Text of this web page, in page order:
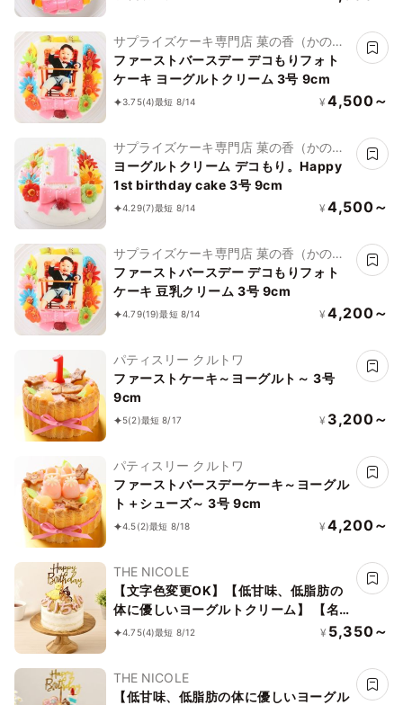
サプライズケーキ専門店 菓の香（かの
か）
ファーストバースデー デコもりフォト
ケーキ ヨーグルトクリーム 3号 9cm
3.75(4)最短 8/14 ¥ 4,500～
サプライズケーキ専門店 菓の香（かの
か）
ヨーグルトクリーム デコもり。Happy
1st birthday cake 3号 9cm
4.29(7)最短 8/14 ¥ 4,500～
サプライズケーキ専門店 菓の香（かの
か）
ファーストバースデー デコもりフォト
ケーキ 豆乳クリーム 3号 9cm
4.79(19)最短 8/14 ¥ 4,200～
パティスリー クルトワ
ファーストケーキ～ヨーグルト～ 3号
9cm
5(2)最短 8/17 ¥ 3,200～
パティスリー クルトワ
ファーストバースデーケーキ～ヨーグル
ト＋シューズ～ 3号 9cm
4.5(2)最短 8/18 ¥ 4,200～
THE NICOLE
【文字色変更OK】【低甘味、低脂肪の
体に優しいヨーグルトクリーム】 【名
前付き】 エレガントネイキッドケーキ
としても最適！
4.75(4)最短 8/12 ¥ 5,350～
THE NICOLE
【低甘味、低脂肪の体に優しいヨーグル